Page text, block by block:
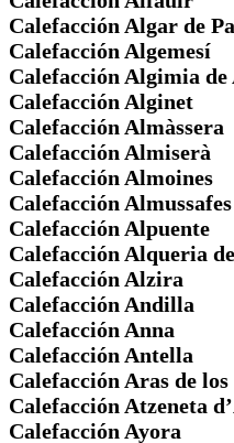
Calefacción Algar de
Calefacción Algemesí
Calefacción Algimia
Calefacción Alginet
Calefacción Almàssera
Calefacción Almiserà
Calefacción Almoines
Calefacción Almussafes
Calefacción Alpuente
Calefacción Alqueria
Calefacción Alzira
Calefacción Andilla
Calefacción Anna
Calefacción Antella
Calefacción Aras de
Calefacción Atzeneta
Calefacción Ayora